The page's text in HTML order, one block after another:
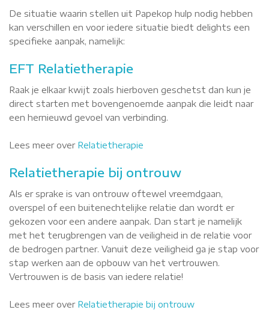
De situatie waarin stellen uit Papekop hulp nodig hebben
kan verschillen en voor iedere situatie biedt delights een
specifieke aanpak, namelijk:
EFT Relatietherapie
Raak je elkaar kwijt zoals hierboven geschetst dan kun je
direct starten met bovengenoemde aanpak die leidt naar
een hernieuwd gevoel van verbinding.
Lees meer over Relatietherapie
Relatietherapie bij ontrouw
Als er sprake is van ontrouw oftewel vreemdgaan,
overspel of een buitenechtelijke relatie dan wordt er
gekozen voor een andere aanpak. Dan start je namelijk
met het terugbrengen van de veiligheid in de relatie voor
de bedrogen partner. Vanuit deze veiligheid ga je stap voor
stap werken aan de opbouw van het vertrouwen.
Vertrouwen is de basis van iedere relatie!
Lees meer over Relatietherapie bij ontrouw